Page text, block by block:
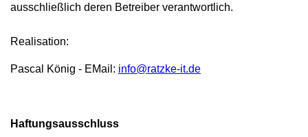
ausschließlich deren Betreiber verantwortlich.
Realisation:
Pascal König - EMail: info@ratzke-it.de
Haftungsausschluss